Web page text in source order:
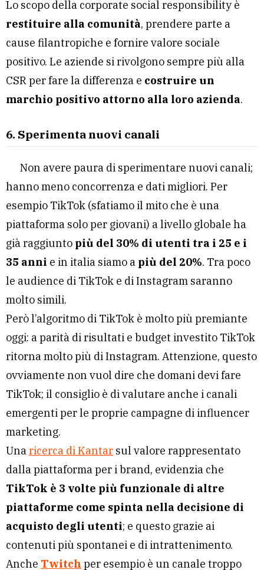
Lo scopo della corporate social responsibility è
restituire alla comunità, prendere parte a
cause filantropiche e fornire valore sociale
positivo. Le aziende si rivolgono sempre più alla
CSR per fare la differenza e costruire un
marchio positivo attorno alla loro azienda.
6. Sperimenta nuovi canali
Non avere paura di sperimentare nuovi canali;
hanno meno concorrenza e dati migliori. Per
esempio TikTok (sfatiamo il mito che è una
piattaforma solo per giovani) a livello globale ha
già raggiunto più del 30% di utenti tra i 25 e i
35 anni e in italia siamo a più del 20%. Tra poco
le audience di TikTok e di Instagram saranno
molto simili.
Però l’algoritmo di TikTok è molto più premiante
oggi: a parità di risultati e budget investito TikTok
ritorna molto più di Instagram. Attenzione, questo
ovviamente non vuol dire che domani devi fare
TikTok; il consiglio è di valutare anche i canali
emergenti per le proprie campagne di influencer
marketing.
Unaricerca di Kantar sul valore rappresentato
dalla piattaforma per i brand, evidenzia che
TikTok è 3 volte più funzionale di altre
piattaforme come spinta nella decisione di
acquisto degli utenti; e questo grazie ai
contenuti più spontanei e di intrattenimento.
Anche Twitch per esempio è un canale troppo